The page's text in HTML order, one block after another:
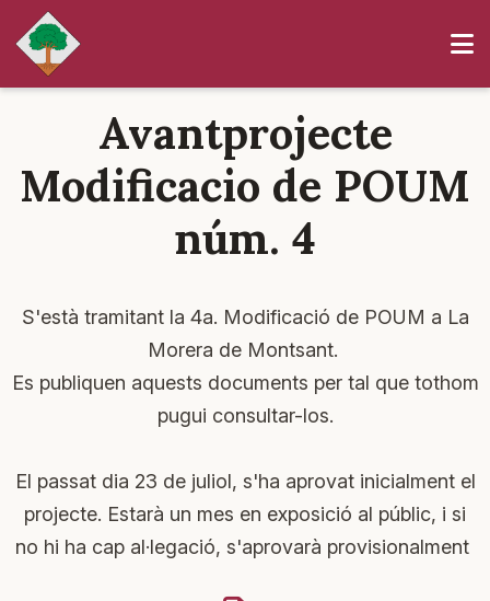
Avantprojecte
Modificacio de POUM
núm. 4
S'està tramitant la 4a. Modificació de POUM a La
Morera de Montsant.
Es publiquen aquests documents per tal que tothom
pugui consultar-los.
El passat dia 23 de juliol, s'ha aprovat inicialment el
projecte. Estarà un mes en exposició al públic, i si
no hi ha cap al·legació, s'aprovarà provisionalment